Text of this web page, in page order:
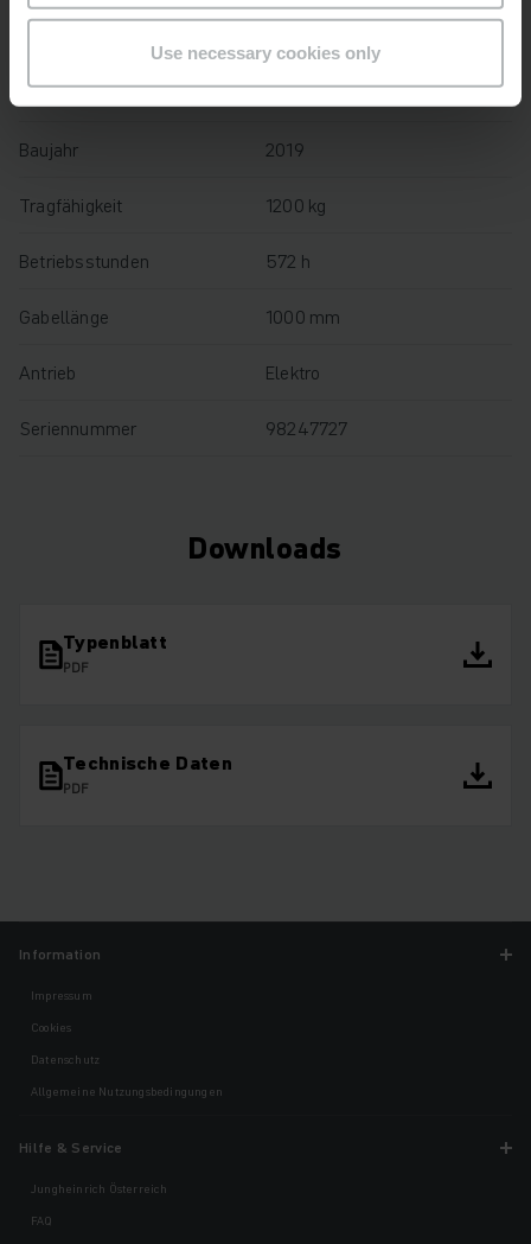
Use necessary cookies only
Batterie Baujahr 2024
Baujahr 2019
Tragfähigkeit 1200 kg
Betriebsstunden 572 h
Gabellänge 1000 mm
Antrieb Elektro
Seriennummer 98247727
Downloads
Typenblatt
PDF
Technische Daten
PDF
Information
Impressum
Cookies
Datenschutz
Allgemeine Nutzungsbedingungen
Hilfe & Service
Jungheinrich Österreich
FAQ